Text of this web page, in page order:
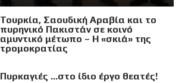
Τουρκία, Σαουδική Αραβία και το
πυρηνικό Πακιστάν σε κοινό
αμυντικό μέτωπο – Η «σκιά» της
τρομοκρατίας
Πυρκαγιές …στο ίδιο έργο θεατές!